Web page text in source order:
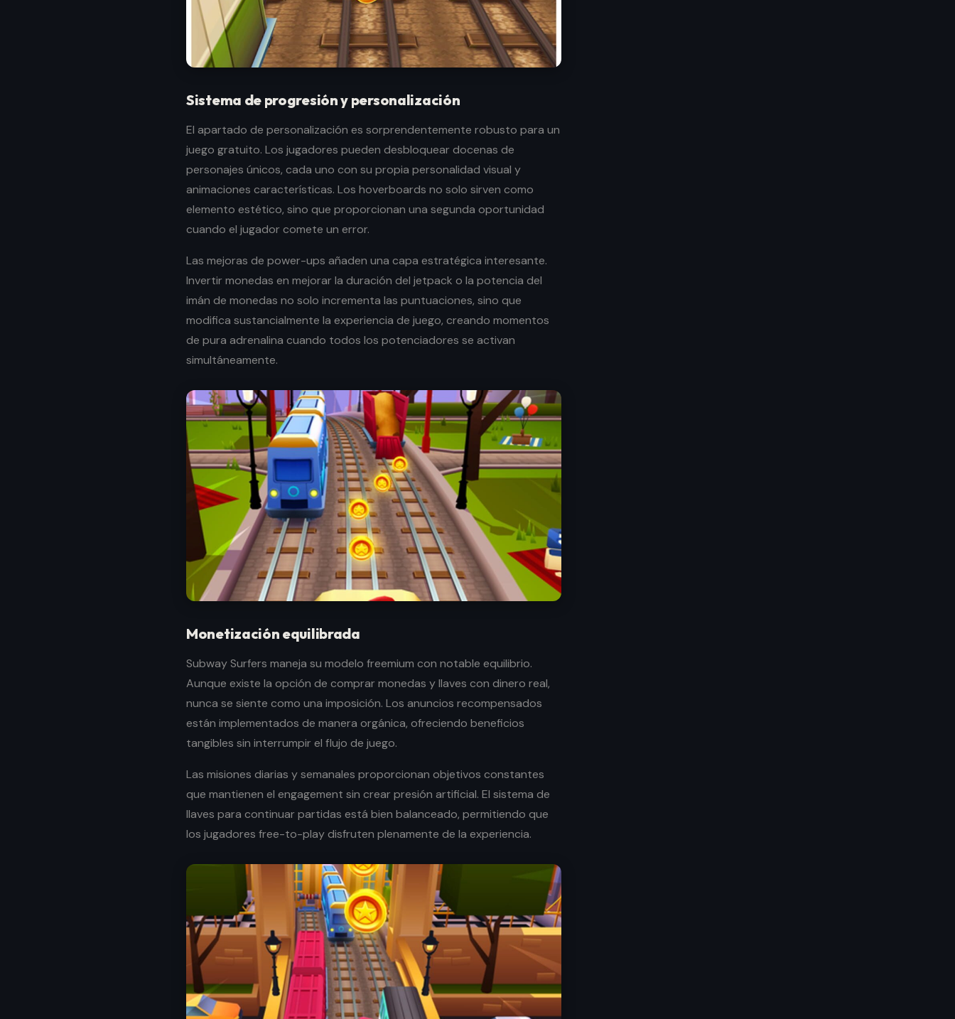
Sistema de progresión y personalización
El apartado de personalización es sorprendentemente robusto para un
juego gratuito. Los jugadores pueden desbloquear docenas de
personajes únicos, cada uno con su propia personalidad visual y
animaciones características. Los hoverboards no solo sirven como
elemento estético, sino que proporcionan una segunda oportunidad
cuando el jugador comete un error.
Las mejoras de power-ups añaden una capa estratégica interesante.
Invertir monedas en mejorar la duración del jetpack o la potencia del
imán de monedas no solo incrementa las puntuaciones, sino que
modifica sustancialmente la experiencia de juego, creando momentos
de pura adrenalina cuando todos los potenciadores se activan
simultáneamente.
Monetización equilibrada
Subway Surfers maneja su modelo freemium con notable equilibrio.
Aunque existe la opción de comprar monedas y llaves con dinero real,
nunca se siente como una imposición. Los anuncios recompensados
están implementados de manera orgánica, ofreciendo beneficios
tangibles sin interrumpir el flujo de juego.
Las misiones diarias y semanales proporcionan objetivos constantes
que mantienen el engagement sin crear presión artificial. El sistema de
llaves para continuar partidas está bien balanceado, permitiendo que
los jugadores free-to-play disfruten plenamente de la experiencia.